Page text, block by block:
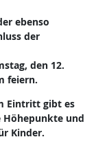
ebenso
der
den 12.
feiern.
Eintritt gibt es
Höhepunkte und
Kinder.